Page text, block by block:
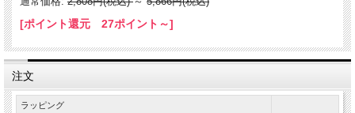
[ポイント還元 27ポイント～]
注文
ラッピング